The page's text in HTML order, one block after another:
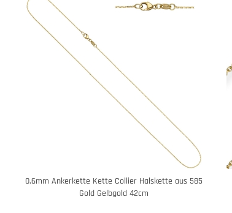
0,6mm Ankerkette Kette Collier Halskette aus 585
Gold Gelbgold 42cm